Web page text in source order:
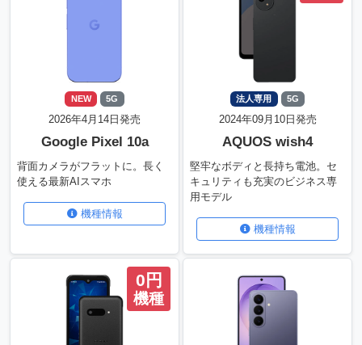
NEW 5G
2026年4月14日発売
Google Pixel 10a
背面カメラがフラットに。長く
使える最新AIスマホ
機種情報
法人専用 5G
2024年09月10日発売
AQUOS wish4
堅牢なボディと長持ち電池。セ
キュリティも充実のビジネス専
用モデル
機種情報
0円
機種